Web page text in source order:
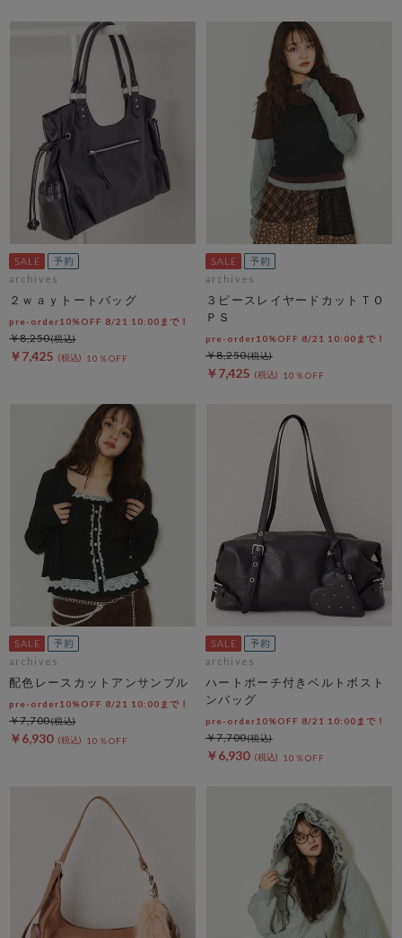
archives
２ｗａｙトートバッグ
pre-order10%OFF 8/21 10:00まで！
￥7,425 10％OFF
￥8,250
archives
３ピースレイヤードカットＴＯ
ＰＳ
pre-order10%OFF 8/21 10:00まで！
￥7,425 10％OFF
￥8,250
archives
配色レースカットアンサンブル
pre-order10%OFF 8/21 10:00まで！
￥6,930 10％OFF
￥7,700
archives
ハートポーチ付きベルトボスト
ンバッグ
pre-order10%OFF 8/21 10:00まで！
￥6,930 10％OFF
￥7,700